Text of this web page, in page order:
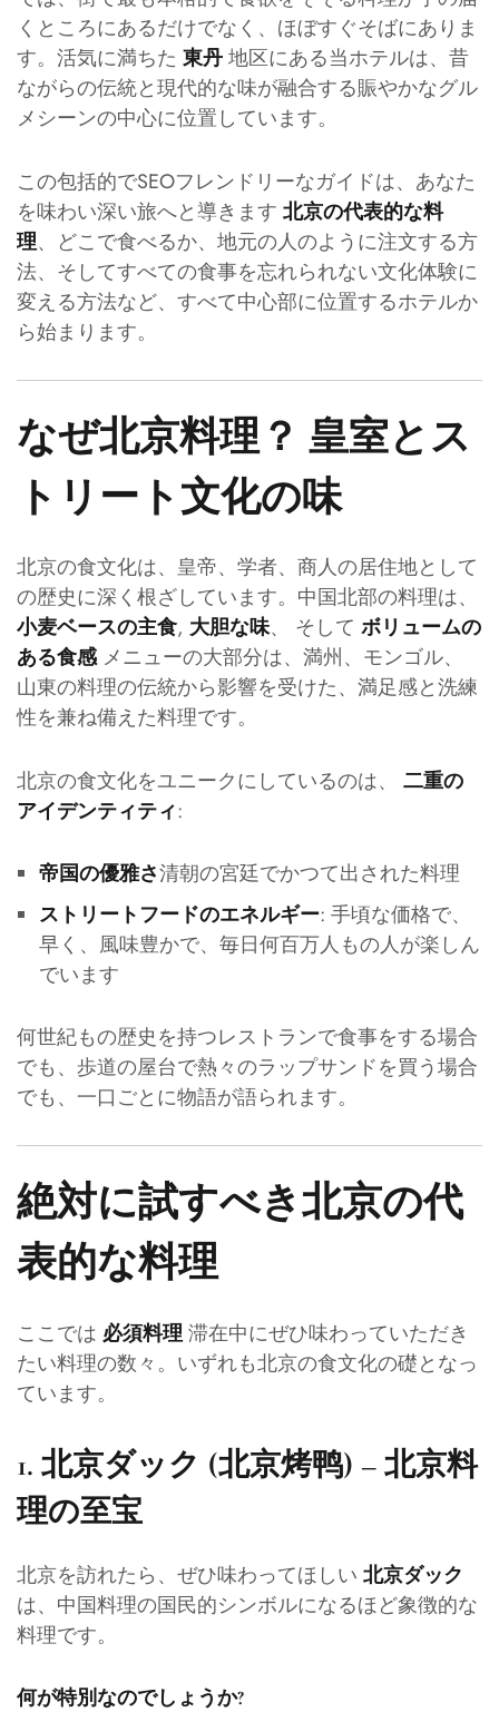
くところにあるだけでなく、ほぼすぐそばにありま
す。活気に満ちた 東丹 地区にある当ホテルは、昔
ながらの伝統と現代的な味が融合する賑やかなグル
メシーンの中心に位置しています。
この包括的でSEOフレンドリーなガイドは、あなた
を味わい深い旅へと導きます 北京の代表的な料
理、どこで食べるか、地元の人のように注文する方
法、そしてすべての食事を忘れられない文化体験に
変える方法など、すべて中心部に位置するホテルか
ら始まります。
なぜ北京料理？ 皇室とス
トリート文化の味
北京の食文化は、皇帝、学者、商人の居住地として
の歴史に深く根ざしています。中国北部の料理は、
小麦ベースの主食, 大胆な味、 そして ボリュームの
ある食感メニューの大部分は、満州、モンゴル、
山東の料理の伝統から影響を受けた、満足感と洗練
性を兼ね備えた料理です。
北京の食文化をユニークにしているのは、 二重の
アイデンティティ:
帝国の優雅さ清朝の宮廷でかつて出された料理
ストリートフードのエネルギー: 手頃な価格で、
早く、風味豊かで、毎日何百万人もの人が楽しん
でいます
何世紀もの歴史を持つレストランで食事をする場合
でも、歩道の屋台で熱々のラップサンドを買う場合
でも、一口ごとに物語が語られます。
絶対に試すべき北京の代
表的な料理
ここでは 必須料理滞在中にぜひ味わっていただき
たい料理の数々。いずれも北京の食文化の礎となっ
ています。
1. 北京ダック (北京烤鸭) – 北京料
理の至宝
北京を訪れたら、ぜひ味わってほしい 北京ダック
は、中国料理の国民的シンボルになるほど象徴的な
料理です。
何が特別なのでしょうか?